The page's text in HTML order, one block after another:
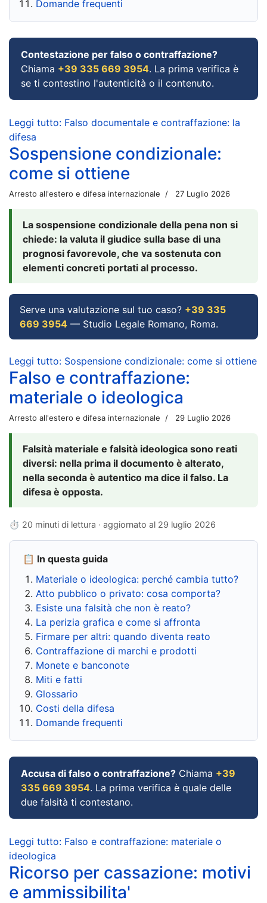
Domande frequenti
Contestazione per falso o contraffazione?
Chiama +39 335 669 3954. La prima verifica è
se ti contestino l'autenticità o il contenuto.
Leggi tutto: Falso documentale e contraffazione: la
difesa
Sospensione condizionale:
come si ottiene
Arresto all'estero e difesa internazionale 27 Luglio 2026
La sospensione condizionale della pena non si
chiede: la valuta il giudice sulla base di una
prognosi favorevole, che va sostenuta con
elementi concreti portati al processo.
Serve una valutazione sul tuo caso? +39 335
669 3954 — Studio Legale Romano, Roma.
Leggi tutto: Sospensione condizionale: come si ottiene
Falso e contraffazione:
materiale o ideologica
Arresto all'estero e difesa internazionale 29 Luglio 2026
Falsità materiale e falsità ideologica sono reati
diversi: nella prima il documento è alterato,
nella seconda è autentico ma dice il falso. La
difesa è opposta.
⏱ 20 minuti di lettura · aggiornato al 29 luglio 2026
📋 In questa guida
Materiale o ideologica: perché cambia tutto?
Atto pubblico o privato: cosa comporta?
Esiste una falsità che non è reato?
La perizia grafica e come si affronta
Firmare per altri: quando diventa reato
Contraffazione di marchi e prodotti
Monete e banconote
Miti e fatti
Glossario
Costi della difesa
Domande frequenti
Accusa di falso o contraffazione? Chiama +39
335 669 3954. La prima verifica è quale delle
due falsità ti contestano.
Leggi tutto: Falso e contraffazione: materiale o
ideologica
Ricorso per cassazione: motivi
e ammissibilita'